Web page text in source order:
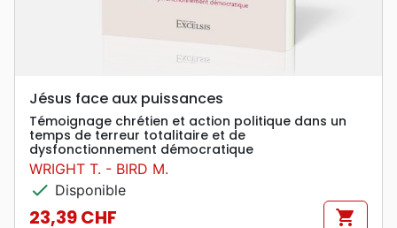
Jésus face aux puissances
Témoignage chrétien et action politique dans un
temps de terreur totalitaire et de
dysfonctionnement démocratique
WRIGHT T. - BIRD M.
check Disponible
23,39 CHF shopping_cart